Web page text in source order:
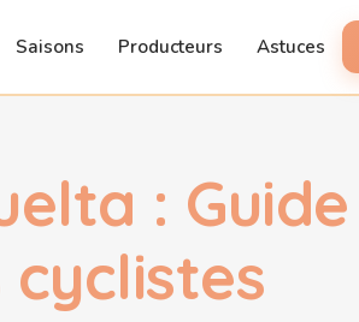
Saisons Producteurs Astuces
: Guide